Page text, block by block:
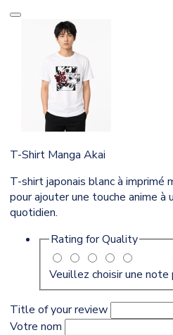
T-Shirt Manga Akai
T-shirt japonais blanc à imprimé
pour ajouter une touche anime à
quotidien.
Rating forQuality
Veuillez choisir une
Title of your review
Votre nom